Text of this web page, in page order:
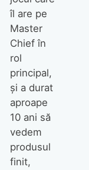
îl are pe
Master
Chief în
rol
principal,
și a durat
aproape
10 ani să
vedem
produsul
finit,